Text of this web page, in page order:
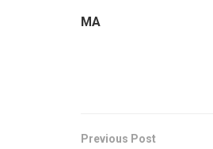
MA
Previous Post